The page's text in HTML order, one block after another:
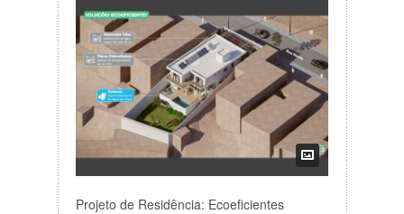
Projeto de Residência: Ecoeficientes